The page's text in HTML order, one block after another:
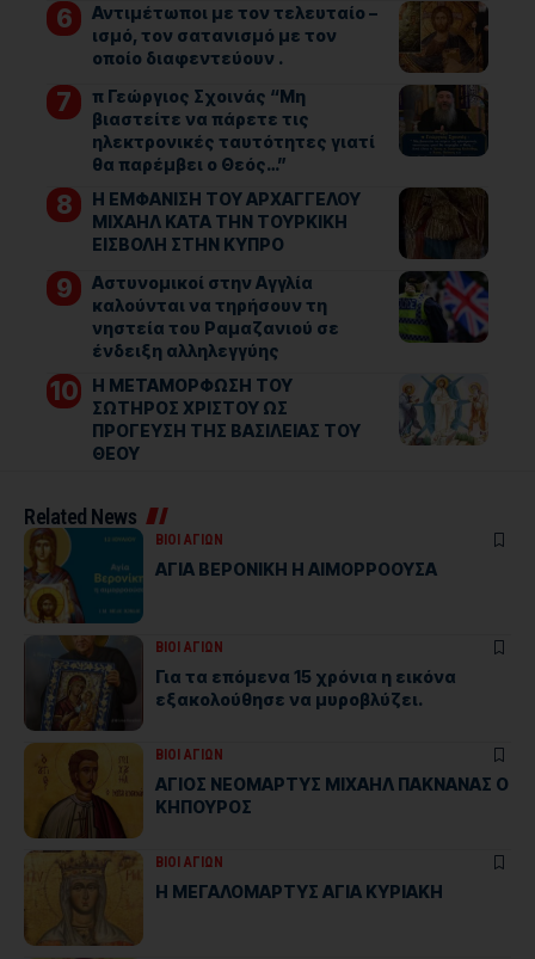
Αντιμέτωποι με τον τελευταίο –
ισμό, τον σατανισμό με τον
οποίο διαφεντεύουν .
π Γεώργιος Σχοινάς “Μη
βιαστείτε να πάρετε τις
ηλεκτρονικές ταυτότητες γιατί
θα παρέμβει ο Θεός…”
Η ΕΜΦΑΝΙΣΗ ΤΟΥ ΑΡΧΑΓΓΕΛΟΥ
ΜΙΧΑΗΛ ΚΑΤΑ ΤΗΝ ΤΟΥΡΚΙΚΗ
ΕΙΣΒΟΛΗ ΣΤΗΝ ΚΥΠΡΟ
Αστυνομικοί στην Αγγλία
καλούνται να τηρήσουν τη
νηστεία του Ραμαζανιού σε
ένδειξη αλληλεγγύης
Η ΜΕΤΑΜΟΡΦΩΣΗ ΤΟΥ
ΣΩΤΗΡΟΣ ΧΡΙΣΤΟΥ ΩΣ
ΠΡΟΓΕΥΣΗ ΤΗΣ ΒΑΣΙΛΕΙΑΣ ΤΟΥ
ΘΕΟΥ
Related News
ΒΙΟΙ ΑΓΙΩΝ
ΑΓΙΑ ΒΕΡΟΝΙΚΗ Η ΑΙΜΟΡΡΟΟΥΣΑ
ΒΙΟΙ ΑΓΙΩΝ
Για τα επόμενα 15 χρόνια η εικόνα
εξακολούθησε να μυροβλύζει.
ΒΙΟΙ ΑΓΙΩΝ
ΑΓΙΟΣ ΝΕΟΜΑΡΤΥΣ ΜΙΧΑΗΛ ΠΑΚΝΑΝΑΣ Ο
ΚΗΠΟΥΡΟΣ
ΒΙΟΙ ΑΓΙΩΝ
Η ΜΕΓΑΛΟΜΑΡΤΥΣ ΑΓΙΑ ΚΥΡΙΑΚΗ